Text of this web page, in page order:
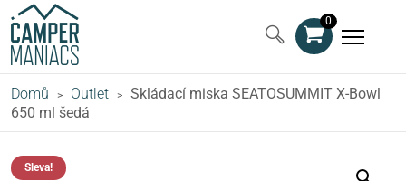
0
Domů > Outlet >
Skládací miska SEATOSUMMIT X-Bowl
650 ml šedá
Sleva!